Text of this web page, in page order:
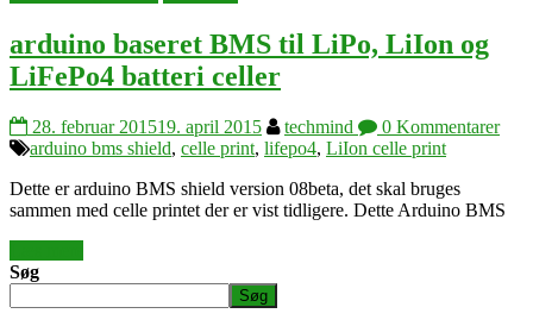
arduino baseret BMS til LiPo, LiIon og
LiFePo4 batteri celler
28. februar 201519. april 2015 techmind
0 Kommentarer
arduino bms shield, celle print, lifepo4, LiIon celle print
Dette er arduino BMS shield version 08beta, det skal bruges
sammen med celle printet der er vist tidligere. Dette Arduino BMS
Søg
Søg